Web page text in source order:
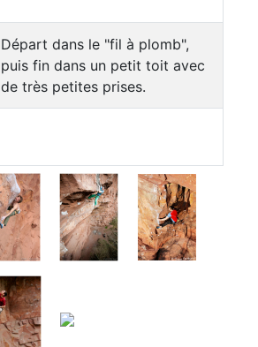
Départ dans le "fil à plomb",
puis fin dans un petit toit avec
de très petites prises.